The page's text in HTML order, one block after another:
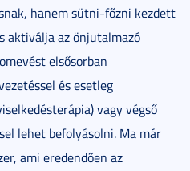
hanem sütni-főzni kezdett
aktiválja az önjutalmazó
elsősorban
és esetleg
vagy végső
lehet befolyásolni. Ma már
ami eredendően az